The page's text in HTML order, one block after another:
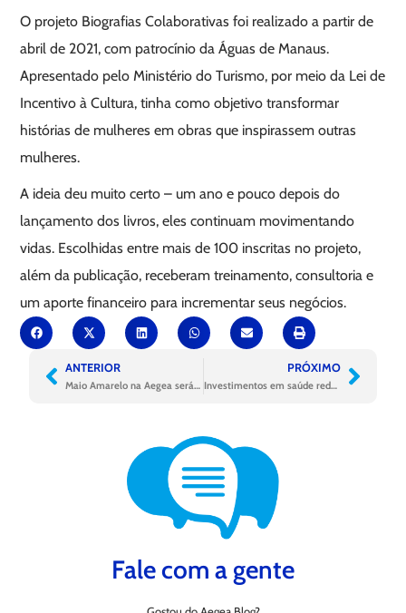
O projeto Biografias Colaborativas foi realizado a partir de
abril de 2021, com patrocínio da Águas de Manaus.
Apresentado pelo Ministério do Turismo, por meio da Lei de
Incentivo à Cultura, tinha como objetivo transformar
histórias de mulheres em obras que inspirassem outras
mulheres.
A ideia deu muito certo – um ano e pouco depois do
lançamento dos livros, eles continuam movimentando
vidas. Escolhidas entre mais de 100 inscritas no projeto,
além da publicação, receberam treinamento, consultoria e
um aporte financeiro para incrementar seus negócios.
ANTERIOR
Maio Amarelo na Aegea será o ano inteiro
PRÓXIMO
Investimentos em saúde reduzem gastos públicos com saúde
Fale com a gente